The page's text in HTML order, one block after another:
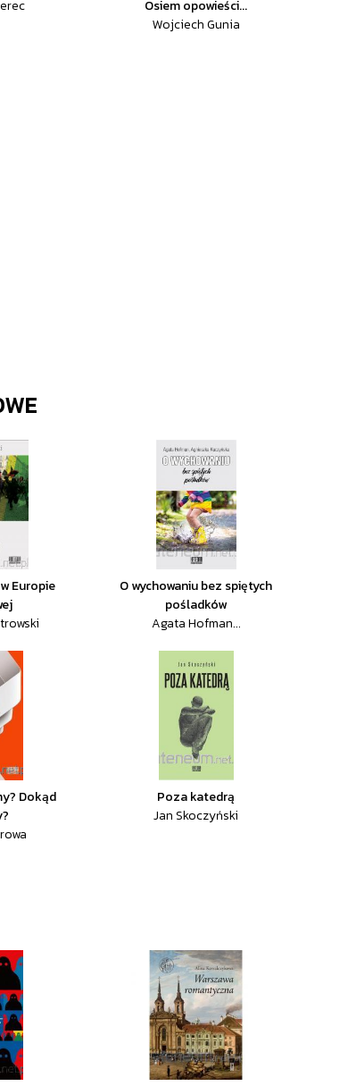
Osiem opowieści...
Wojciech Gunia
Europie
O wychowaniu bez spiętych
pośladków
Agata Hofman...
Dokąd
Poza katedrą
Jan Skoczyński